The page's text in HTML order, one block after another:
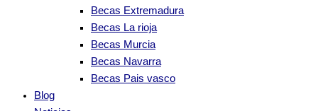
Becas Extremadura
Becas La rioja
Becas Murcia
Becas Navarra
Becas Pais vasco
Blog